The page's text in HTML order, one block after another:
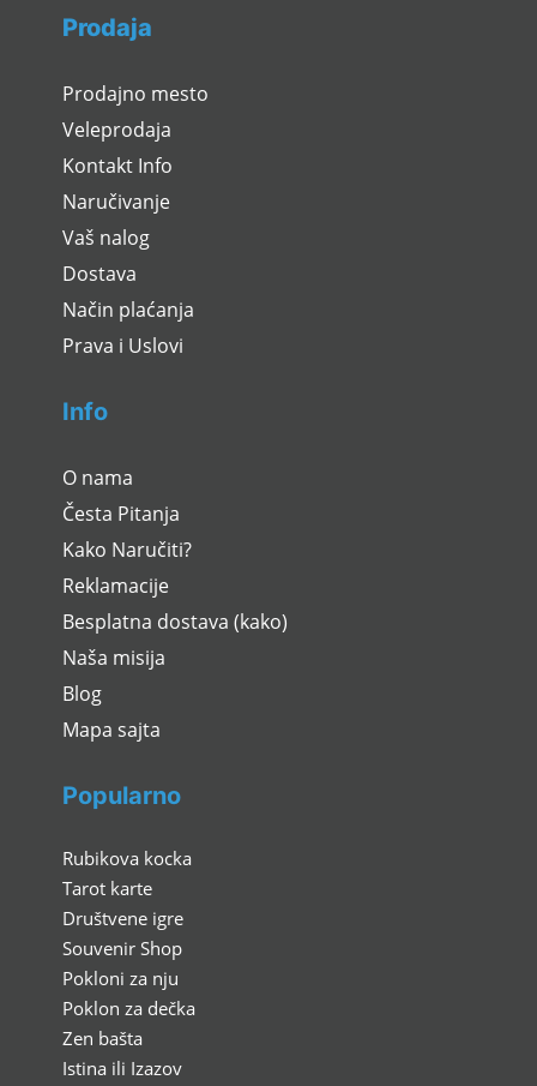
Prodaja
Prodajno mesto
Veleprodaja
Kontakt Info
Naručivanje
Vaš nalog
Dostava
Način plaćanja
Prava i Uslovi
Info
O nama
Česta Pitanja
Kako Naručiti?
Reklamacije
Besplatna dostava (kako)
Naša misija
Blog
Mapa sajta
Popularno
Rubikova kocka
Tarot karte
Društvene igre
Souvenir Shop
Pokloni za nju
Poklon za dečka
Zen bašta
Istina ili Izazov